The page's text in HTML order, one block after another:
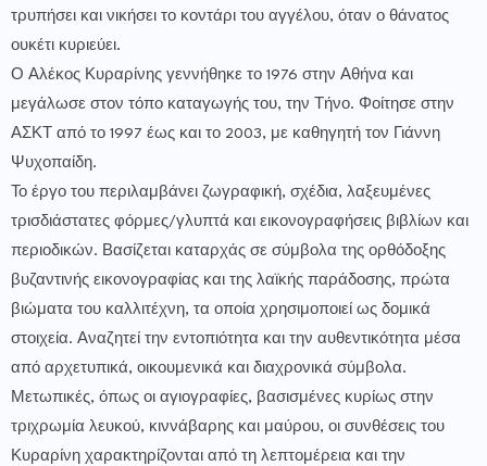
τρυπήσει και νικήσει το κοντάρι του αγγέλου, όταν ο θάνατος
ουκέτι κυριεύει.
Ο Αλέκος Κυραρίνης γεννήθηκε το 1976 στην Αθήνα και
μεγάλωσε στον τόπο καταγωγής του, την Τήνο. Φοίτησε στην
ΑΣΚΤ από το 1997 έως και το 2003, με καθηγητή τον Γιάννη
Ψυχοπαίδη.
Το έργο του περιλαμβάνει ζωγραφική, σχέδια, λαξευμένες
τρισδιάστατες φόρμες/γλυπτά και εικονογραφήσεις βιβλίων και
περιοδικών. Βασίζεται καταρχάς σε σύμβολα της ορθόδοξης
βυζαντινής εικονογραφίας και της λαϊκής παράδοσης, πρώτα
βιώματα του καλλιτέχνη, τα οποία χρησιμοποιεί ως δομικά
στοιχεία. Αναζητεί την εντοπιότητα και την αυθεντικότητα μέσα
από αρχετυπικά, οικουμενικά και διαχρονικά σύμβολα.
Μετωπικές, όπως οι αγιογραφίες, βασισμένες κυρίως στην
τριχρωμία λευκού, κιννάβαρης και μαύρου, οι συνθέσεις του
Κυραρίνη χαρακτηρίζονται από τη λεπτομέρεια και την